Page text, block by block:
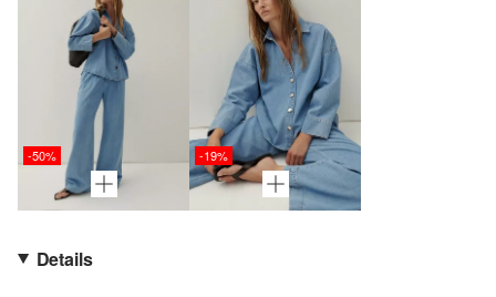
-50% -19%
Details